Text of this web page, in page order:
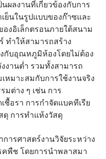
ผลงานที่เกี่ยวข้องกับการ
ย็นในรูปแบบของก๊าซและ
องอิเล็กตรอนภายใต้สนาม
ทำให้สามารถสร้าง
กับอุณหภูมิห้องโดยไม่ต้อง
งานต่ำ รวมทั้งสามารถ
หมาะสมกับการใช้งานจริง
มต่าง ๆ เช่น การ
ชื้อรา การกำจัดแบคทีเรีย
ดุ การทำแห้งวัสดุ
ารศาสตร์งานวิจัยระหว่าง
พืช โดยการนำพลาสมา